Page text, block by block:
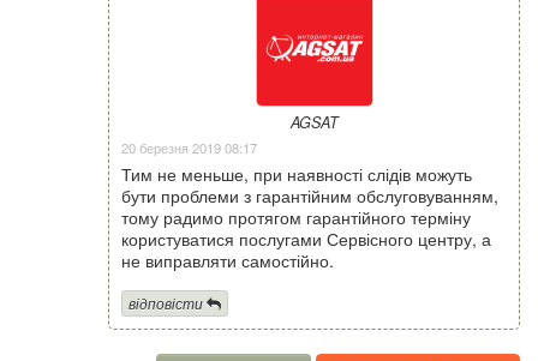
AGSAT
20 березня 2019 08:17
Тим не меньше, при наявності слідів можуть
бути проблеми з гарантійним обслуговуванням,
тому радимо протягом гарантійного терміну
користуватися послугами Сервісного центру, а
не виправляти самостійно.
відповісти